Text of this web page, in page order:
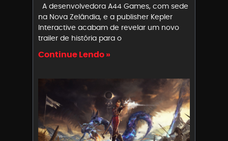
A desenvolvedora A44 Games, com sede
na Nova Zelândia, e a publisher Kepler
Interactive acabam de revelar um novo
trailer de história para o
Continue Lendo »